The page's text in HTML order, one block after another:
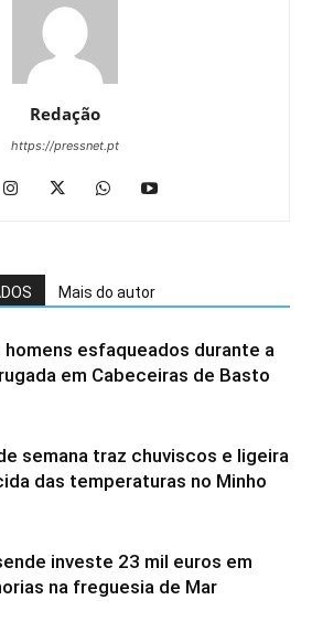
Redação
https://pressnet.pt
Mais do autor
homens esfaqueados durante a
em Cabeceiras de Basto
semana traz chuviscos e ligeira
das temperaturas no Minho
investe 23 mil euros em
na freguesia de Mar